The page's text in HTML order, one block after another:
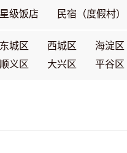
星级饭店 民宿（度假村）
东城区 西城区
海淀区
顺义区
大兴区 平谷区